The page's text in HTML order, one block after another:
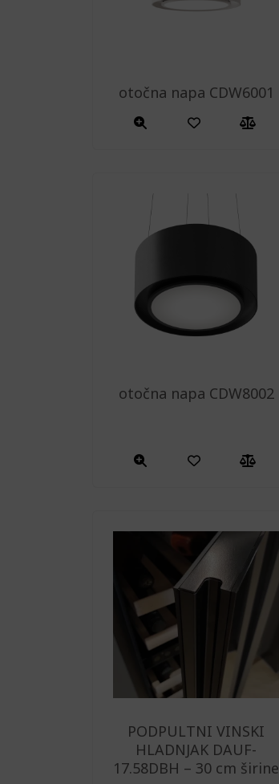
otočna napa CDW6001
otočna napa CDW8002
PODPULTNI VINSKI
HLADNJAK DAUF-
17.58DBH – 30 cm širine